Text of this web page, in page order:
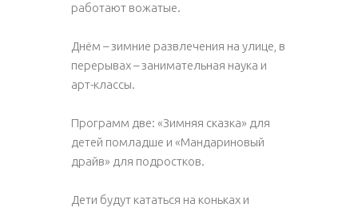
работают вожатые.
Днём – зимние развлечения на улице, в
перерывах – занимательная наука и
арт-классы.
Программ две: «Зимняя сказка» для
детей помладше и «Мандариновый
драйв» для подростков.
Дети будут кататься на коньках и